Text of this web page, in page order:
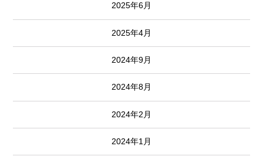
2025年6月
2025年4月
2024年9月
2024年8月
2024年2月
2024年1月